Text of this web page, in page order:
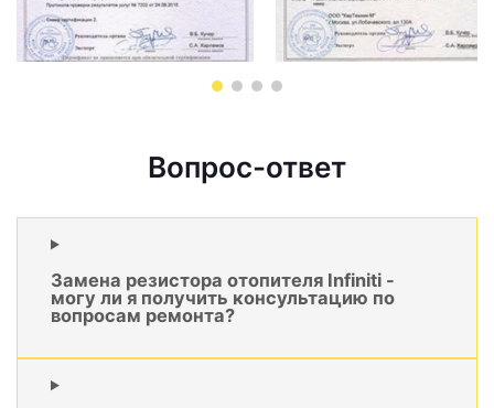
Вопрос-ответ
Замена резистора отопителя Infiniti -
могу ли я получить консультацию по
вопросам ремонта?